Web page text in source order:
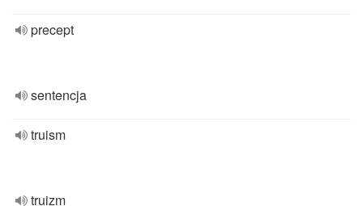
precept
sentencja
truism
truizm